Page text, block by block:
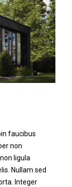
faucibus
non
ligula
Nullam sed
Integer